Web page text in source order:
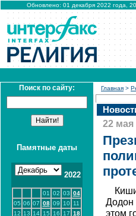
Обновлено: 01 декабря 2022 года,
Поиск по сайту:
Памятные даты
2022
01 02 03 04
05 06 07 08 09 10
11
12 13 14 15 16 17 18
Главная >
22 мая
Додон
этом